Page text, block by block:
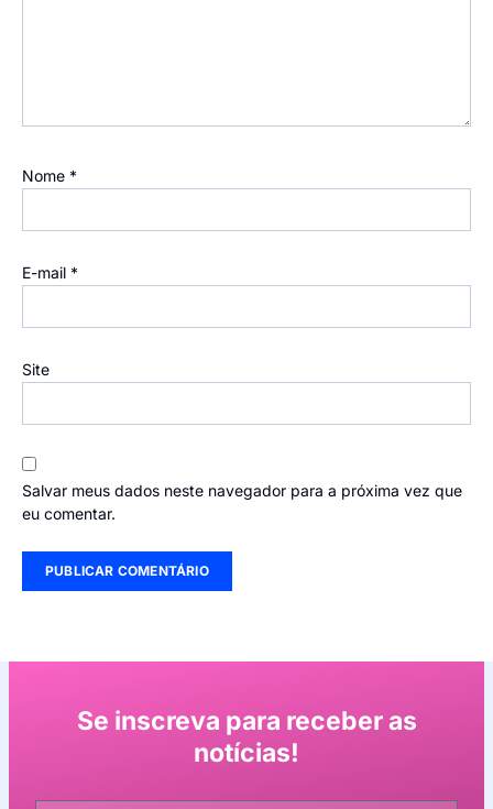
Nome *
E-mail *
Site
Salvar meus dados neste navegador para a próxima vez que
eu comentar.
Se inscreva para receber as
notícias!